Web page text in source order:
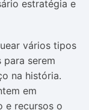
estratégia e
vários tipos
para serem
na história.
em
e recursos o